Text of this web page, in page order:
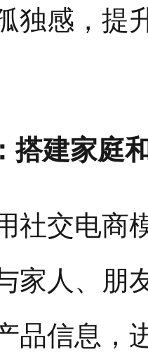
独感，提
搭建家庭
社交电商
家人、朋
品信息，